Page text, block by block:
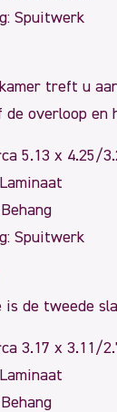
Spuitwerk
treft u
overloop en
5.13 x 4.25/
Spuitwerk
is de tweede
3.17 x 3.11/